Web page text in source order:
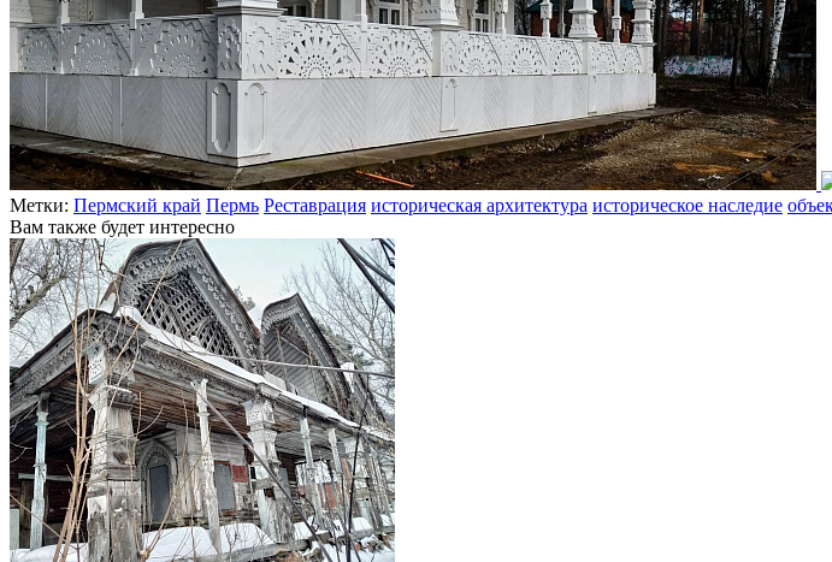
Метки: Пермский край Пермь Реставрация историческая архитектура историческое наследие
Вам также будет интересно